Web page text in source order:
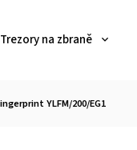
Trezory na zbraně
YLFM/200/EG1